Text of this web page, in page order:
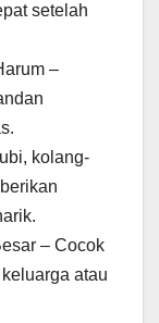
setelah
–
kolang-
– Cocok
atau